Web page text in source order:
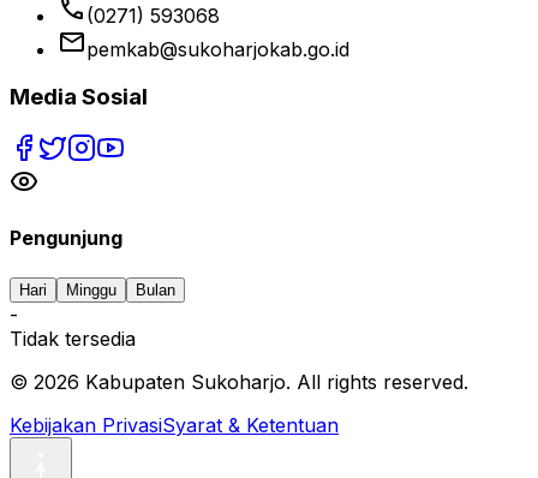
phone (0271) 593068
emailpemkab@sukoharjokab.go.id
Media Sosial
Pengunjung
Hari Minggu Bulan
-
Tidak tersedia
© 2026 Kabupaten Sukoharjo. All rights reserved.
Kebijakan PrivasiSyarat & Ketentuan